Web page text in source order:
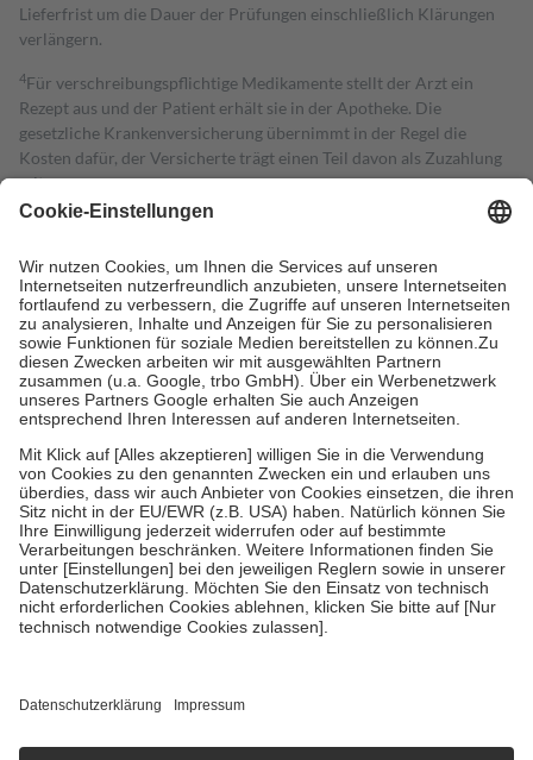
Lieferfrist um die Dauer der Prüfungen einschließlich Klärungen
verlängern.
4Für verschreibungspflichtige Medikamente stellt der Arzt ein
Rezept aus und der Patient erhält sie in der Apotheke. Die
gesetzliche Krankenversicherung übernimmt in der Regel die
Kosten dafür, der Versicherte trägt einen Teil davon als Zuzahlung
mit.
Grundsätzlich leisten Mitglieder Zuzahlungen in Höhe von zehn
höchstens zehn Euro.
Es sind jedoch nie mehr als die tatsächlichen
Kosten der Leistung zu entrichten.
Diese Regeln gelten grundsätzlich auch für Online-Apotheken.
Bei Heilmitteln und häuslicher Krankenpflege beträgt die
Zuzahlung zehn Prozent der Kosten sowie zehn Euro je
Verordnung.
Um das Engagement der Versicherten für ihre eigene Gesundheit zu
stärken und die besondere Stellung der Familie zu unterstützen,
fallenkeine Zuzahlungenan bei:
• Kindern und Jugendlichen bis zum vollendeten 18. Lebensjahr
mit Ausnahme der Fahrkosten
• Untersuchungen zur Vorsorge und Früherkennung, die von der
GKV getragen werden
• empfohlenen Schutzimpfungen
• Harn- und Blutteststreifen
getroffen, um sicherzustellen, dass es sich um echte Bewertungen
https://help.etrusted.com/hc/de/articles/4419944605341